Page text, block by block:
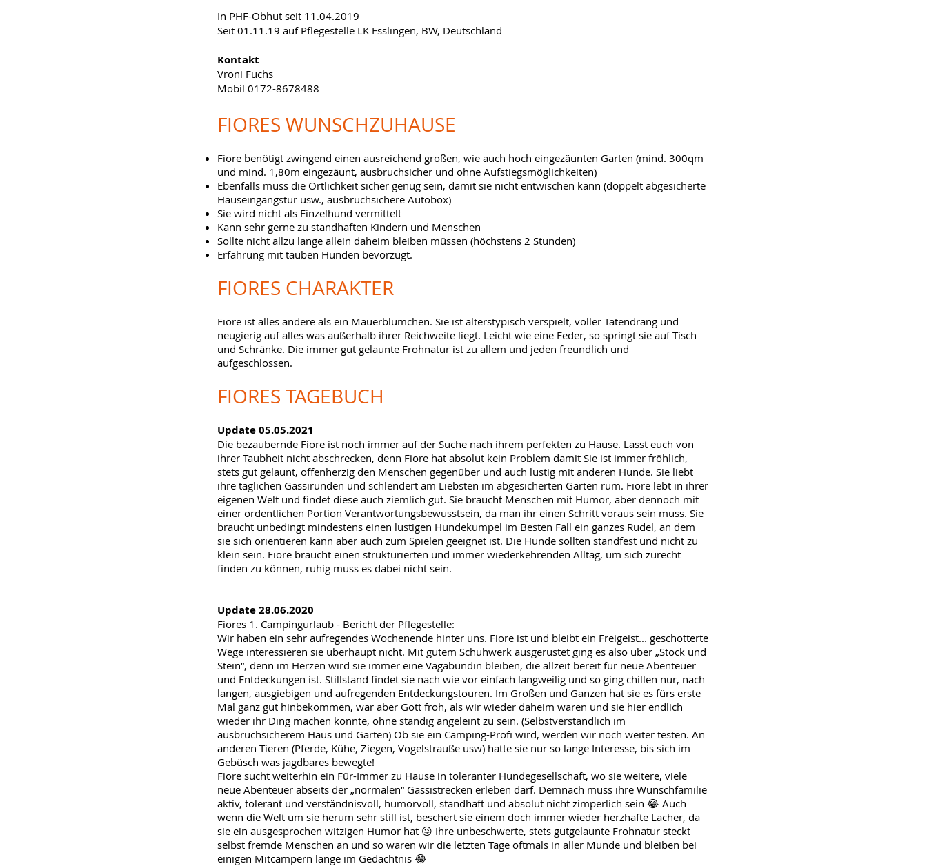
In PHF-Obhut seit 11.04.2019
Seit 01.11.19 auf Pflegestelle LK Esslingen, BW, Deutschland ​
Kontakt
Vroni Fuchs
Mobil 0172-8678488
FIORES WUNSCHZUHAUSE
Fiore benötigt zwingend einen ausreichend großen, wie auch hoch eingezäunten Garten (mind. 300qm
und mind. 1,80m eingezäunt, ausbruchsicher und ohne Aufstiegsmöglichkeiten)
Ebenfalls muss die Örtlichkeit sicher genug sein, damit sie nicht entwischen kann (doppelt abgesicherte
Hauseingangstür usw., ausbruchsichere Autobox)
Sie wird nicht als Einzelhund vermittelt
Kann sehr gerne zu standhaften Kindern und Menschen
Sollte nicht allzu lange allein daheim bleiben müssen (höchstens 2 Stunden)
Erfahrung mit tauben Hunden bevorzugt.
FIORES CHARAKTER
Fiore ist alles andere als ein Mauerblümchen. Sie ist alterstypisch verspielt, voller Tatendrang und
neugierig auf alles was außerhalb ihrer Reichweite liegt. Leicht wie eine Feder, so springt sie auf Tisch
und Schränke. Die immer gut gelaunte Frohnatur ist zu allem und jeden freundlich und
aufgeschlossen.
FIORES TAGEBUCH
Update 05.05.2021
Die bezaubernde Fiore ist noch immer auf der Suche nach ihrem perfekten zu Hause. Lasst euch von
ihrer Taubheit nicht abschrecken, denn Fiore hat absolut kein Problem damit Sie ist immer fröhlich,
stets gut gelaunt, offenherzig den Menschen gegenüber und auch lustig mit anderen Hunde. Sie liebt
ihre täglichen Gassirunden und schlendert am Liebsten im abgesicherten Garten rum. Fiore lebt in ihrer
eigenen Welt und findet diese auch ziemlich gut. Sie braucht Menschen mit Humor, aber dennoch mit
einer ordentlichen Portion Verantwortungsbewusstsein, da man ihr einen Schritt voraus sein muss. Sie
braucht unbedingt mindestens einen lustigen Hundekumpel im Besten Fall ein ganzes Rudel, an dem
sie sich orientieren kann aber auch zum Spielen geeignet ist. Die Hunde sollten standfest und nicht zu
klein sein. Fiore braucht einen strukturierten und immer wiederkehrenden Alltag, um sich zurecht
finden zu können, ruhig muss es dabei nicht sein.
Update 28.06.2020
Fiores 1. Campingurlaub - Bericht der Pflegestelle:
Wir haben ein sehr aufregendes Wochenende hinter uns. Fiore ist und bleibt ein Freigeist... geschotterte
Wege interessieren sie überhaupt nicht. Mit gutem Schuhwerk ausgerüstet ging es also über „Stock und
Stein“, denn im Herzen wird sie immer eine Vagabundin bleiben, die allzeit bereit für neue Abenteuer
und Entdeckungen ist. Stillstand findet sie nach wie vor einfach langweilig und so ging chillen nur, nach
langen, ausgiebigen und aufregenden Entdeckungstouren. Im Großen und Ganzen hat sie es fürs erste
Mal ganz gut hinbekommen, war aber Gott froh, als wir wieder daheim waren und sie hier endlich
wieder ihr Ding machen konnte, ohne ständig angeleint zu sein. (Selbstverständlich im
ausbruchsicherem Haus und Garten) Ob sie ein Camping-Profi wird, werden wir noch weiter testen. An
anderen Tieren (Pferde, Kühe, Ziegen, Vogelstrauße usw) hatte sie nur so lange Interesse, bis sich im
Gebüsch was jagdbares bewegte!
Fiore sucht weiterhin ein Für-Immer zu Hause in toleranter Hundegesellschaft, wo sie weitere, viele
neue Abenteuer abseits der „normalen“ Gassistrecken erleben darf. Demnach muss ihre Wunschfamilie
aktiv, tolerant und verständnisvoll, humorvoll, standhaft und absolut nicht zimperlich sein 😂 Auch
wenn die Welt um sie herum sehr still ist, beschert sie einem doch immer wieder herzhafte Lacher, da
sie ein ausgesprochen witzigen Humor hat 😜 Ihre unbeschwerte, stets gutgelaunte Frohnatur steckt
selbst fremde Menschen an und so waren wir die letzten Tage oftmals in aller Munde und bleiben bei
einigen Mitcampern lange im Gedächtnis 😂